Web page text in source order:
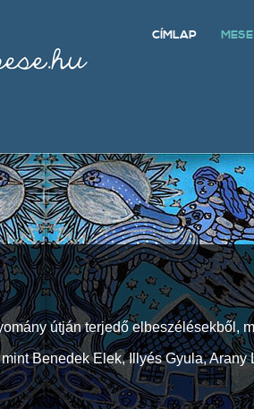
CÍMLAP
útján terjedő elbeszélésekből,
Benedek Elek, Illyés Gyula, Arany